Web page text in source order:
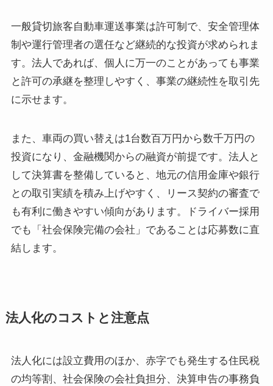
一般貸切旅客自動車運送事業は許可制で、安全管理体
制や運行管理者の選任など継続的な投資が求められま
す。法人であれば、個人に万一のことがあっても事業
と許可の承継を整理しやすく、事業の継続性を取引先
に示せます。
また、車両の買い替えは1台数百万円から数千万円の
投資になり、金融機関からの融資が前提です。法人と
して決算書を整備していると、地元の信用金庫や銀行
との取引実績を積み上げやすく、リース契約の審査で
も有利に働きやすい傾向があります。ドライバー採用
でも「社会保険完備の会社」であることは応募数に直
結します。
法人化のコストと注意点
法人化には設立費用のほか、赤字でも発生する住民税
の均等割、社会保険の会社負担分、決算申告の事務負